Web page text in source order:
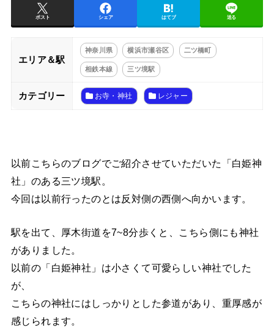
ポスト シェア はてブ 送る
エリア＆駅
神奈川県 横浜市瀬谷区 二ツ橋町
相鉄本線 三ツ境駅
カテゴリー お寺・神社 レジャー
以前こちらのブログでご紹介させていただいた「白姫神
社」のある三ツ境駅。
今回は以前行ったのとは反対側の西側へ向かいます。
駅を出て、厚木街道を7~8分歩くと、こちら側にも神社
がありました。
以前の「白姫神社」は小さくて可愛らしい神社でした
が、
こちらの神社にはしっかりとした参道があり、重厚感が
感じられます。